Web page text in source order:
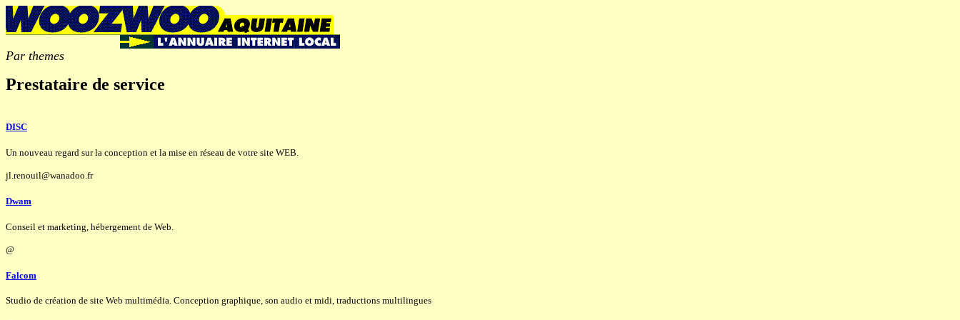
Par themes
Prestataire de service
DISC
Un nouveau regard sur la conception et la mise en réseau de votre site WEB.
jl.renouil@wanadoo.fr
Dwam
Conseil et marketing, hébergement de Web.
@
Falcom
Studio de création de site Web multimédia. Conception graphique, son audio et midi, traductions multilingues